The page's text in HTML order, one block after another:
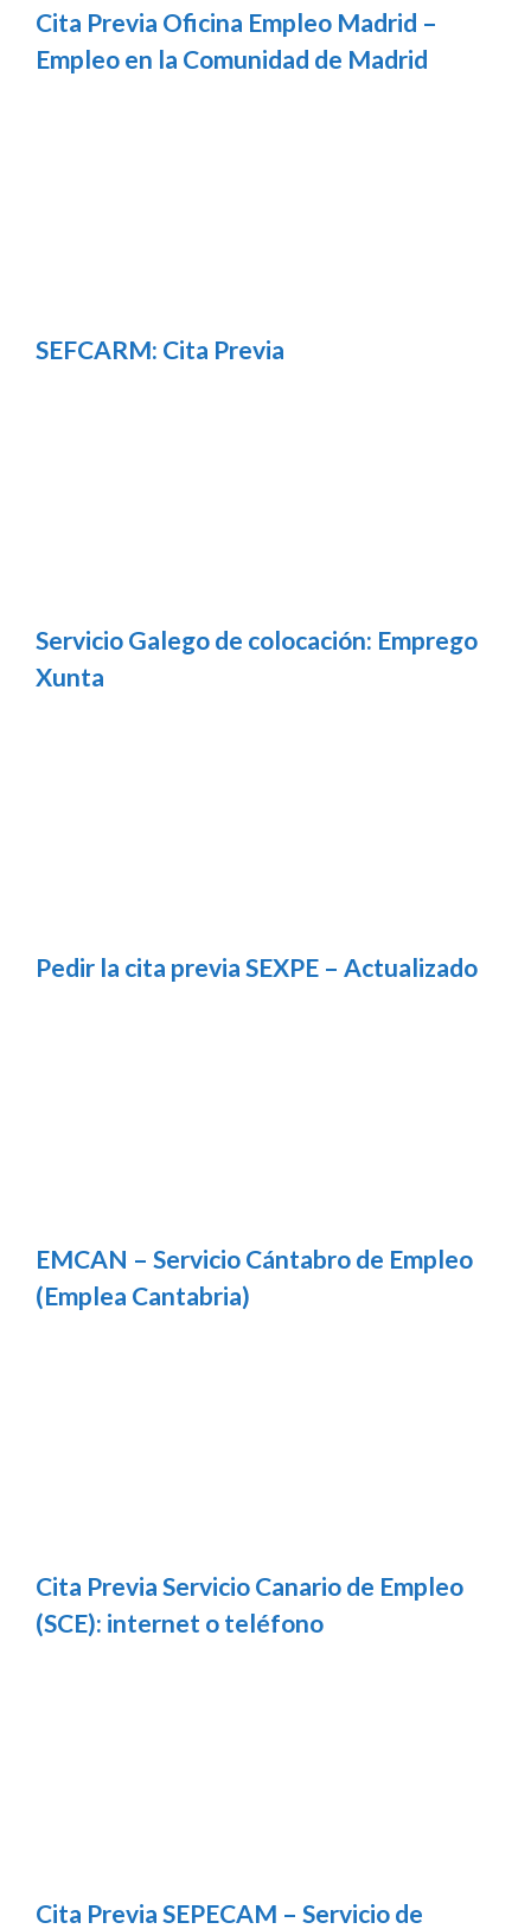
Cita Previa Oficina Empleo Madrid –
Empleo en la Comunidad de Madrid
SEFCARM: Cita Previa
Servicio Galego de colocación: Emprego
Xunta
Pedir la cita previa SEXPE – Actualizado
EMCAN – Servicio Cántabro de Empleo
(Emplea Cantabria)
Cita Previa Servicio Canario de Empleo
(SCE): internet o teléfono
Cita Previa SEPECAM – Servicio de